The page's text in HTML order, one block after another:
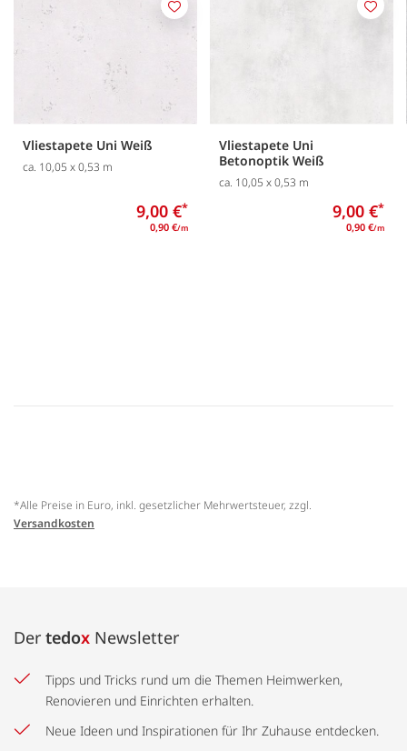
Vliestapete Uni Weiß
ca. 10,05 x 0,53 m
9,00 €*
0,90 €/m
Merken
Vliestapete Uni
Betonoptik Weiß
ca. 10,05 x 0,53 m
9,00 €*
0,90 €/m
*Alle Preise in Euro, inkl. gesetzlicher Mehrwertsteuer, zzgl.
Versandkosten
Der tedox Newsletter
Tipps und Tricks rund um die Themen Heimwerken,
Renovieren und Einrichten erhalten.
Neue Ideen und Inspirationen für Ihr Zuhause entdecken.